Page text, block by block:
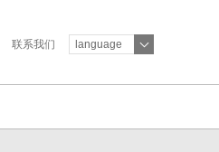
联系我们 language